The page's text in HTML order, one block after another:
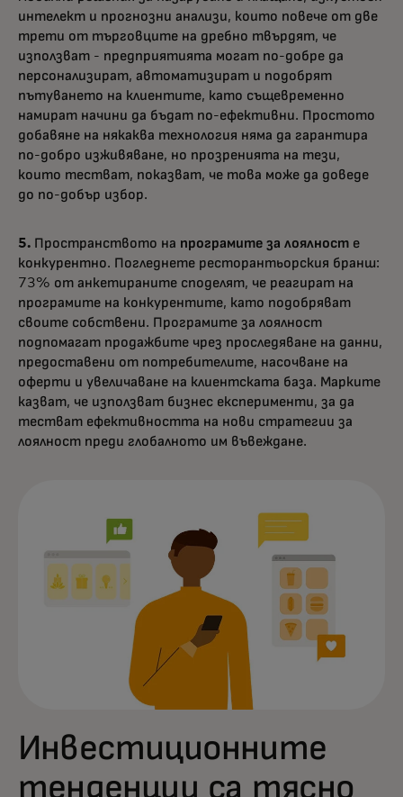
интелект и прогнозни анализи, които повече от две
трети от търговците на дребно твърдят, че
използват - предприятията могат по-добре да
персонализират, автоматизират и подобрят
пътуването на клиентите, като същевременно
намират начини да бъдат по-ефективни. Простото
добавяне на някаква технология няма да гарантира
по-добро изживяване, но прозренията на тези,
които тестват, показват, че това може да доведе
до по-добър избор.
5. Пространството на програмите за лоялност е
конкурентно. Погледнете ресторантьорския бранш:
73% от анкетираните споделят, че реагират на
програмите на конкурентите, като подобряват
своите собствени. Програмите за лоялност
подпомагат продажбите чрез проследяване на данни,
предоставени от потребителите, насочване на
оферти и увеличаване на клиентската база. Марките
казват, че използват бизнес експерименти, за да
тестват ефективността на нови стратегии за
лоялност преди глобалното им въвеждане.
Инвестиционните
тенденции са тясно